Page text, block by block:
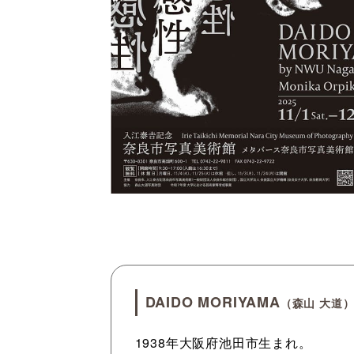
DAIDO MORIYAMA （森山 大道）
1938年大阪府池田市生まれ。